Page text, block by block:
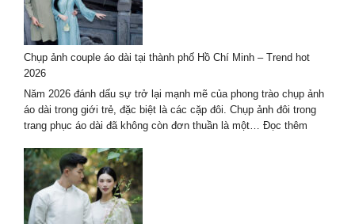
hè
2026
–
trọn
cao
cấp
Chụp ảnh couple áo dài tại thành phố Hồ Chí Minh – Trend hot
2026
Năm 2026 đánh dấu sự trở lại mạnh mẽ của phong trào chụp ảnh
áo dài trong giới trẻ, đặc biệt là các cặp đôi. Chụp ảnh đôi trong
trang phục áo dài đã không còn đơn thuần là một… Đọc thêm